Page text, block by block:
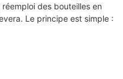
des bouteilles en
Le principe est simple :